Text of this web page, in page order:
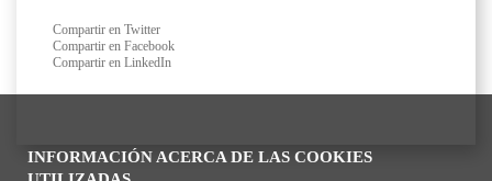
INFORMACIÓN ACERCA DE LAS COOKIES
Compartir en Twitter
Compartir en Facebook
Compartir en LinkedIn